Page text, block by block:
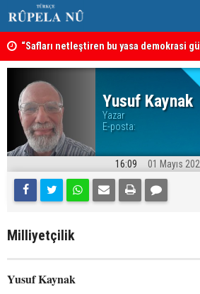
“Safları netleştiren bu yasa demokrasi
sonuçlar doğurmaya gebe” -- Ayşe Hür
Türkiye, Suudi Arabistan ve
anlaşması: Bir üyeye saldırı, tüm üyelere
sayılacak
Yusuf Kaynak
Yazar
E-posta:
16:09 01 Mayıs
Milliyetçilik
Yusuf Kaynak